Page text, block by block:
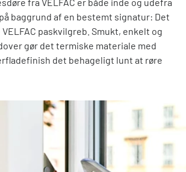
baggrund af en bestemt signatur: Det
paskvilgreb. Smukt, enkelt og
gør det termiske materiale med
det behageligt lunt at røre